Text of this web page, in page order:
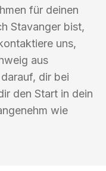
für deinen
Stavanger bist,
uns,
aus
dir bei
den Start in dein
wie